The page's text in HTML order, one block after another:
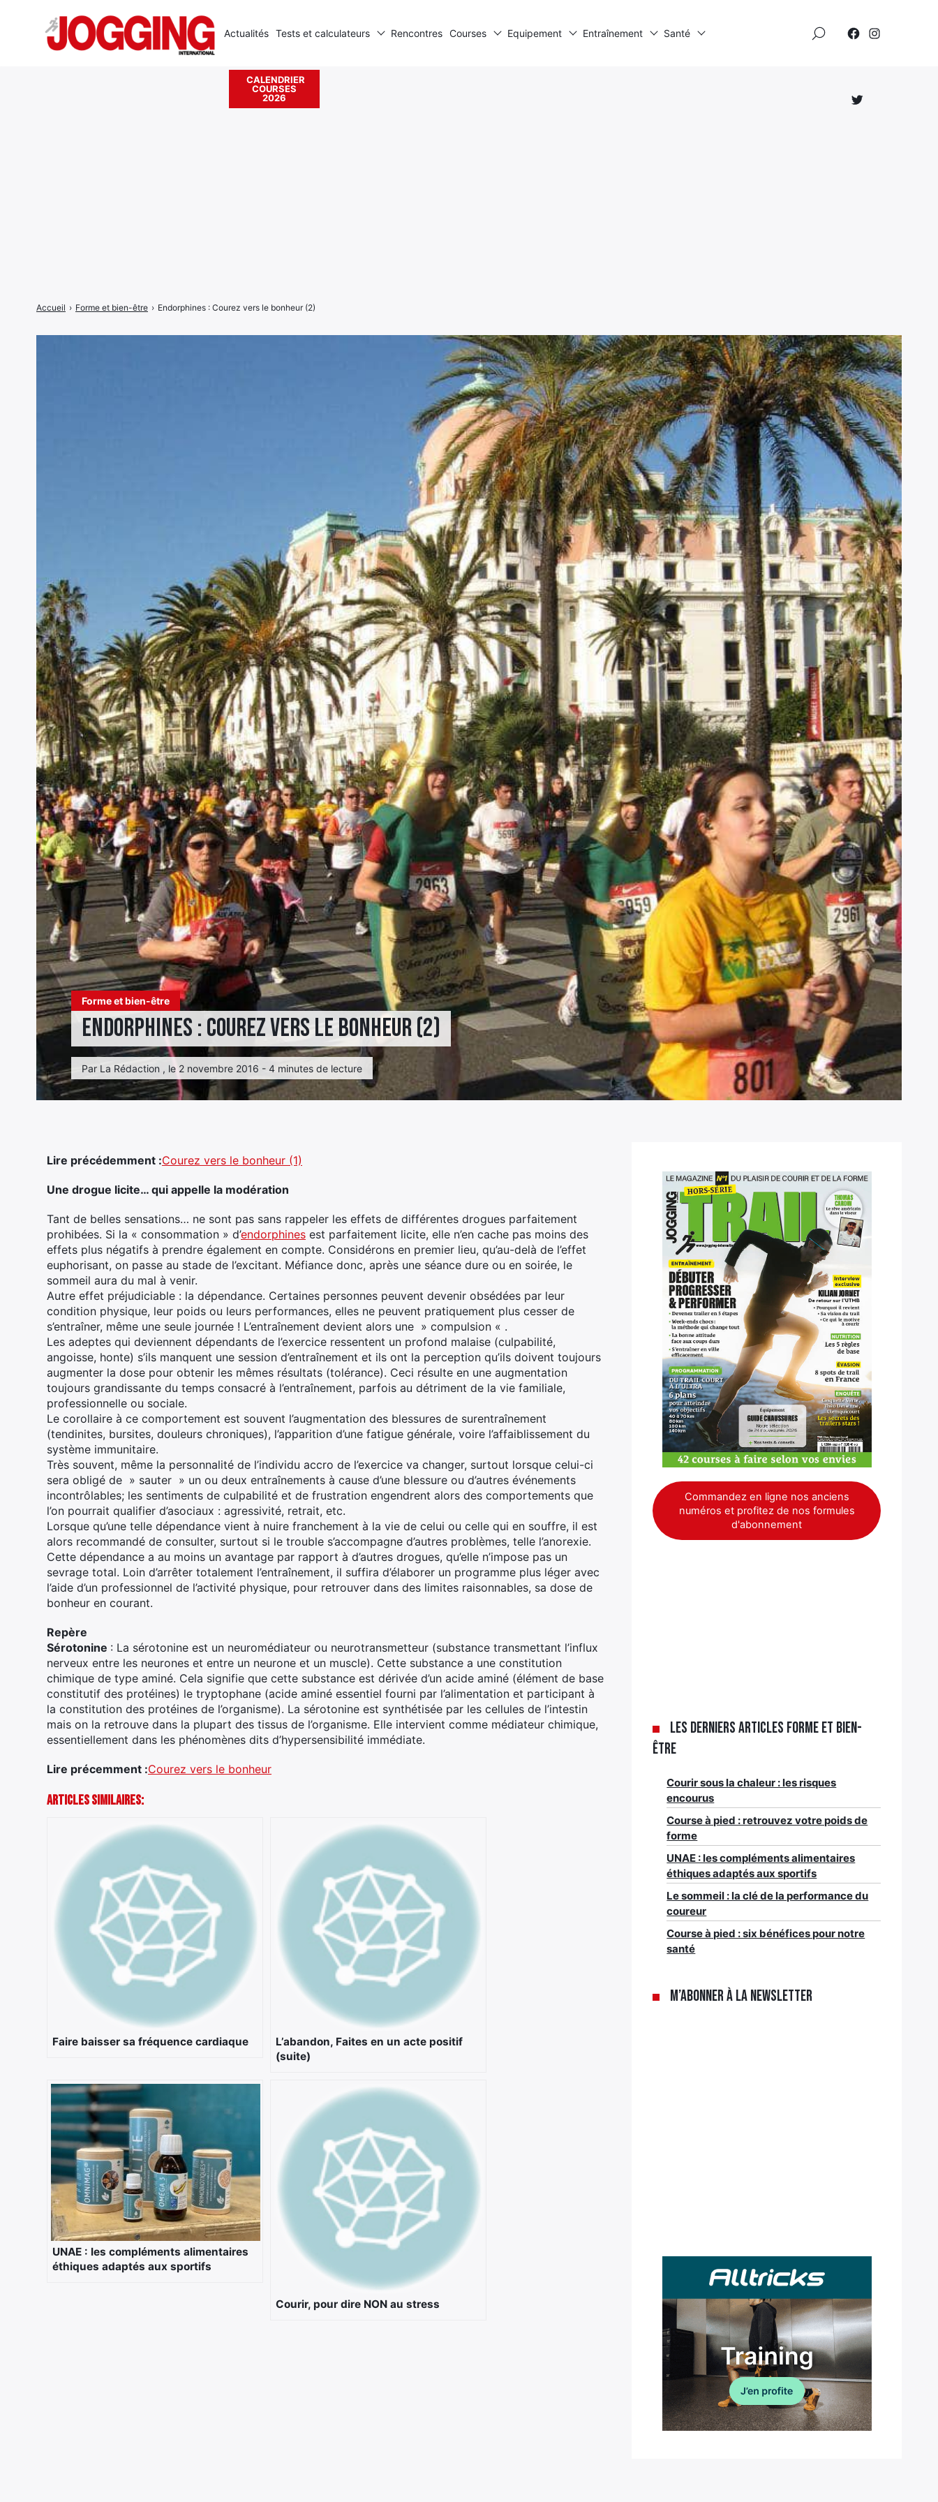
Forme et bien-être
Endorphines : Courez vers le bonheur (2)
Par La Rédaction , le 2 novembre 2016 - 4 minutes de lecture
Accueil › Forme et bien-être › Endorphines : Courez vers le bonheur (2)
Lire précédemment :Courez vers le bonheur (1)
Une drogue licite… qui appelle la modération
Tant de belles sensations… ne sont pas sans rappeler les effets de différentes drogues parfaitement
prohibées. Si la « consommation » d’endorphines est parfaitement licite, elle n’en cache pas moins des
effets plus négatifs à prendre également en compte. Considérons en premier lieu, qu’au-delà de l’effet
euphorisant, on passe au stade de l’excitant. Méfiance donc, après une séance dure ou en soirée, le
sommeil aura du mal à venir.
Autre effet préjudiciable : la dépendance. Certaines personnes peuvent devenir obsédées par leur
condition physique, leur poids ou leurs performances, elles ne peuvent pratiquement plus cesser de
s’entraîner, même une seule journée ! L’entraînement devient alors une » compulsion « .
Les adeptes qui deviennent dépendants de l’exercice ressentent un profond malaise (culpabilité,
angoisse, honte) s’ils manquent une session d’entraînement et ils ont la perception qu’ils doivent toujours
augmenter la dose pour obtenir les mêmes résultats (tolérance). Ceci résulte en une augmentation
toujours grandissante du temps consacré à l’entraînement, parfois au détriment de la vie familiale,
professionnelle ou sociale.
Le corollaire à ce comportement est souvent l’augmentation des blessures de surentraînement
(tendinites, bursites, douleurs chroniques), l’apparition d’une fatigue générale, voire l’affaiblissement du
système immunitaire.
Très souvent, même la personnalité de l’individu accro de l’exercice va changer, surtout lorsque celui-ci
sera obligé de » sauter » un ou deux entraînements à cause d’une blessure ou d’autres événements
incontrôlables; les sentiments de culpabilité et de frustration engendrent alors des comportements que
l’on pourrait qualifier d’asociaux : agressivité, retrait, etc.
Lorsque qu’une telle dépendance vient à nuire franchement à la vie de celui ou celle qui en souffre, il est
alors recommandé de consulter, surtout si le trouble s’accompagne d’autres problèmes, telle l’anorexie.
Cette dépendance a au moins un avantage par rapport à d’autres drogues, qu’elle n’impose pas un
sevrage total. Loin d’arrêter totalement l’entraînement, il suffira d’élaborer un programme plus léger avec
l’aide d’un professionnel de l’activité physique, pour retrouver dans des limites raisonnables, sa dose de
bonheur en courant.
Repère
Sérotonine : La sérotonine est un neuromédiateur ou neurotransmetteur (substance transmettant l’influx
nerveux entre les neurones et entre un neurone et un muscle). Cette substance a une constitution
chimique de type aminé. Cela signifie que cette substance est dérivée d’un acide aminé (élément de base
constitutif des protéines) le tryptophane (acide aminé essentiel fourni par l’alimentation et participant à
la constitution des protéines de l’organisme). La sérotonine est synthétisée par les cellules de l’intestin
mais on la retrouve dans la plupart des tissus de l’organisme. Elle intervient comme médiateur chimique,
essentiellement dans les phénomènes dits d’hypersensibilité immédiate.
Lire précemment :Courez vers le bonheur
Articles Similaires:
Faire baisser sa fréquence cardiaque
L’abandon, Faites en un acte positif
(suite)
UNAE : les compléments alimentaires
éthiques adaptés aux sportifs
Courir, pour dire NON au stress
Commandez en ligne nos anciens
numéros et profitez de nos formules
d'abonnement
Les derniers articles Forme et bien-
être
Courir sous la chaleur : les risques
encourus
Course à pied : retrouvez votre poids de
forme
UNAE : les compléments alimentaires
éthiques adaptés aux sportifs
Le sommeil : la clé de la performance du
coureur
Course à pied : six bénéfices pour notre
santé
M’abonner à la newsletter
Actualités Tests et calculateurs Rencontres Courses Equipement Entraînement Santé
CALENDRIER
COURSES
2026
Élément
Rechercher